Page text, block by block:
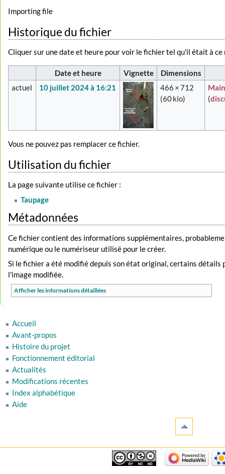
Importing file
Historique du fichier
Cliquer sur une date et heure pour voir le fichier tel qu'il était à ce
Date et heure Vignette
Dimensions
actuel
10 juillet 2024 à 16:21
466 × 712
(60 kio)
(
Vous ne pouvez pas remplacer ce fichier.
Utilisation du fichier
La page suivante utilise ce fichier :
Taupage
Métadonnées
Ce fichier contient des informations supplémentaires,
numérique ou le numériseur utilisé pour le créer.
Si le fichier a été modifié depuis son état original, certains
l'image modifiée.
Afficher les informations détaillées
Accueil
Avant-propos
Histoire du projet
Fonctionnement éditorial
Actualités
Modifications récentes
Index alphabétique
Aide